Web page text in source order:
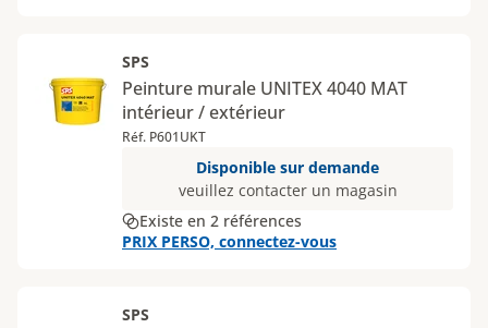
SPS
Peinture murale UNITEX 4040 MAT
intérieur / extérieur
Réf. P601UKT
Disponible sur demande
veuillez contacter un magasin
Existe en 2 références
PRIX PERSO, connectez-vous
SPS